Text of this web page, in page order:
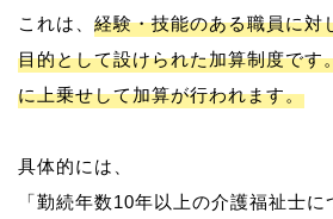
これは、 経験・技能のある職員に対
目的として設けられた加算制度です
に上乗せして加算が行われます。
具体的には、
「勤続年数10年以上の介護福祉士